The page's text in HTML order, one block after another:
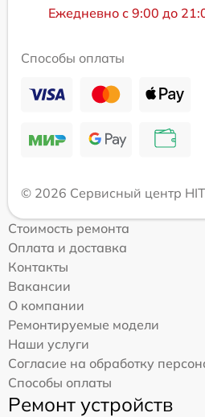
Ежедневно с 9:00 до
Способы оплаты
© 2026 Сервисный центр
Стоимость ремонта
Оплата и доставка
Контакты
Вакансии
О компании
Ремонтируемые модели
Наши услуги
Согласие на обработку
Способы оплаты
Ремонт устройств